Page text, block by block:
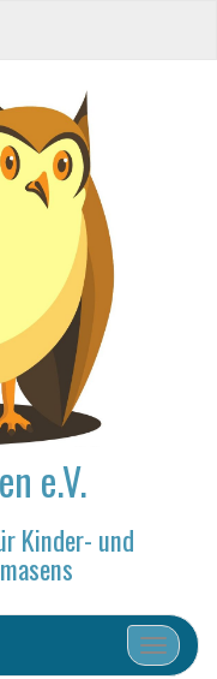
e.V.
Kinder- und
Schalte